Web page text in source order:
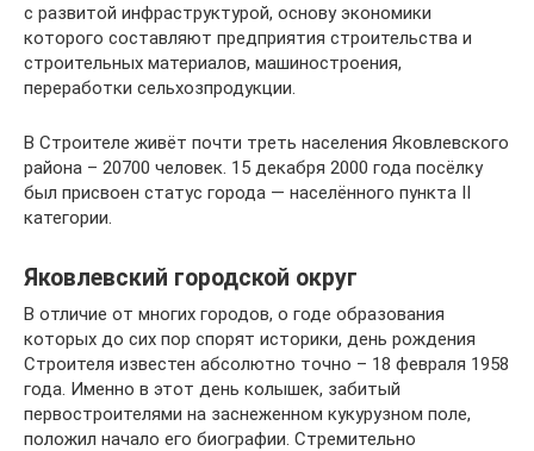
с развитой инфраструктурой, основу экономики
которого составляют предприятия строительства и
строительных материалов, машиностроения,
переработки сельхозпродукции.
В Строителе живёт почти треть населения Яковлевского
района – 20700 человек. 15 декабря 2000 года посёлку
был присвоен статус города — населённого пункта II
категории.
Яковлевский городской округ
В отличие от многих городов, о годе образования
которых до сих пор спорят историки, день рождения
Строителя известен абсолютно точно – 18 февраля 1958
года. Именно в этот день колышек, забитый
первостроителями на заснеженном кукурузном поле,
положил начало его биографии. Стремительно